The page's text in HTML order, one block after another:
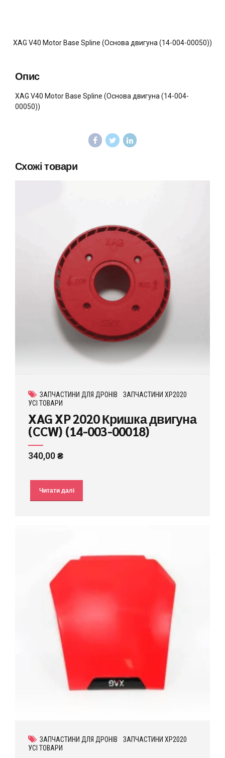
XAG V40 Motor Base Spline (Основа двигуна (14-004-00050))
Опис
XAG V40 Motor Base Spline (Основа двигуна (14-004-
00050))
Схожі товари
ЗАПЧАСТИНИ ДЛЯ ДРОНІВ
ЗАПЧАСТИНИ XP2020
УСІ ТОВАРИ
XAG XP 2020 Кришка двигуна
(CCW) (14-003-00018)
340,00₴
Читати далі
ЗАПЧАСТИНИ ДЛЯ ДРОНІВ
ЗАПЧАСТИНИ XP2020
УСІ ТОВАРИ